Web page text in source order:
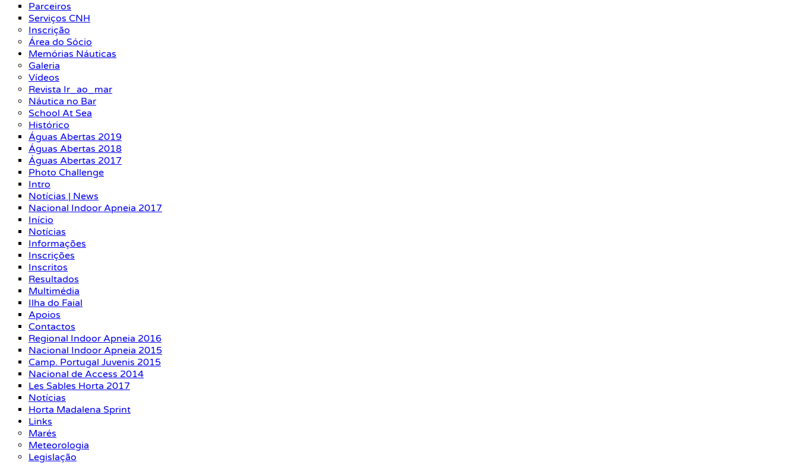
Parceiros
Serviços CNH
Inscrição
Área do Sócio
Memórias Náuticas
Galeria
Vídeos
Revista Ir_ao_mar
Náutica no Bar
School At Sea
Histórico
Águas Abertas 2019
Águas Abertas 2018
Águas Abertas 2017
Photo Challenge
Intro
Notícias | News
Nacional Indoor Apneia 2017
Início
Notícias
Informações
Inscrições
Inscritos
Resultados
Multimédia
Ilha do Faial
Apoios
Contactos
Regional Indoor Apneia 2016
Nacional Indoor Apneia 2015
Camp. Portugal Juvenis 2015
Nacional de Access 2014
Les Sables Horta 2017
Notícias
Horta Madalena Sprint
Links
Marés
Meteorologia
Legislação